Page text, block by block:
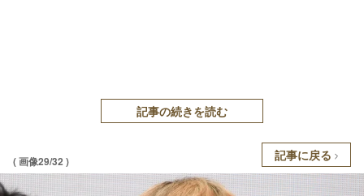
記事の続きを読む
( 画像29/32 ) 記事に戻る